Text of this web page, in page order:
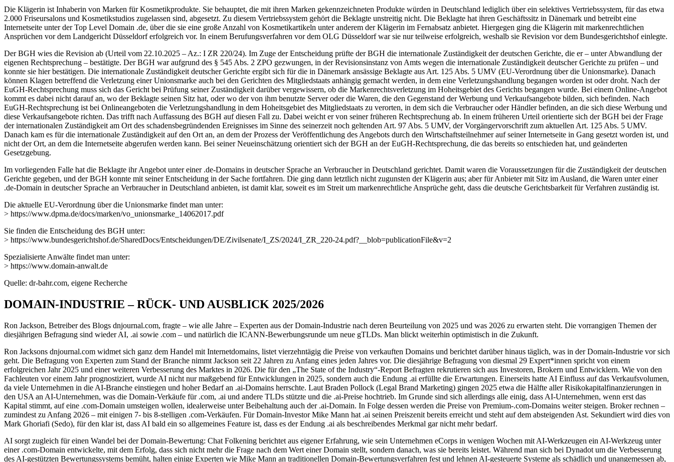
Die Klägerin ist Inhaberin von Marken für Kosmetikprodukte. Sie behauptet, die mit ihren Marken gekennzeichneten Produkte würden in Deutschland lediglich über ein selektives Vertriebssystem, für das etwa
2.000 Friseursalons und Kosmetikstudios zugelassen sind, abgesetzt. Zu diesem Vertriebssystem gehört die Beklagte unstreitig nicht. Die Beklagte hat ihren Geschäftssitz in Dänemark und betreibt eine
Internetseite unter der Top Level Domain .de, über die sie eine große Anzahl von Kosmetikartikeln unter anderem der Klägerin im Fernabsatz anbietet. Hiergegen ging die Klägerin mit markenrechtlichen
Ansprüchen vor dem Landgericht Düsseldorf erfolgreich vor. In einem Berufungsverfahren vor dem OLG Düsseldorf war sie nur teilweise erfolgreich, weshalb sie Revision vor dem Bundesgerichtshof einlegte.
Der BGH wies die Revision ab (Urteil vom 22.10.2025 – Az.: I ZR 220/24). Im Zuge der Entscheidung prüfte der BGH die internationale Zuständigkeit der deutschen Gerichte, die er – unter Abwandlung der
eigenen Rechtsprechung – bestätigte. Der BGH war aufgrund des § 545 Abs. 2 ZPO gezwungen, in der Revisionsinstanz von Amts wegen die internationale Zuständigkeit deutscher Gerichte zu prüfen – und
konnte sie hier bestätigen. Die internationale Zuständigkeit deutscher Gerichte ergibt sich für die in Dänemark ansässige Beklagte aus Art. 125 Abs. 5 UMV (EU-Verordnung über die Unionsmarke). Danach
können Klagen betreffend die Verletzung einer Unionsmarke auch bei den Gerichten des Mitgliedstaats anhängig gemacht werden, in dem eine Verletzungshandlung begangen worden ist oder droht. Nach der
EuGH-Rechtsprechung muss sich das Gericht bei Prüfung seiner Zuständigkeit darüber vergewissern, ob die Markenrechtsverletzung im Hoheitsgebiet des Gerichts begangen wurde. Bei einem Online-Angebot
kommt es dabei nicht darauf an, wo der Beklagte seinen Sitz hat, oder wo der von ihm benutzte Server oder die Waren, die den Gegenstand der Werbung und Verkaufsangebote bilden, sich befinden. Nach
EuGH-Rechtsprechung ist bei Onlineangeboten die Verletzungshandlung in dem Hoheitsgebiet des Mitgliedstaats zu verorten, in dem sich die Verbraucher oder Händler befinden, an die sich diese Werbung und
diese Verkaufsangebote richten. Das trifft nach Auffassung des BGH auf diesen Fall zu. Dabei weicht er von seiner früheren Rechtsprechung ab. In einem früheren Urteil orientierte sich der BGH bei der Frage
der internationalen Zuständigkeit am Ort des schadensbegründenden Ereignisses im Sinne des seinerzeit noch geltenden Art. 97 Abs. 5 UMV, der Vorgängervorschrift zum aktuellen Art. 125 Abs. 5 UMV.
Danach kam es für die internationale Zuständigkeit auf den Ort an, an dem der Prozess der Veröffentlichung des Angebots durch den Wirtschaftsteilnehmer auf seiner Internetseite in Gang gesetzt worden ist, und
nicht der Ort, an dem die Internetseite abgerufen werden kann. Bei seiner Neueinschätzung orientiert sich der BGH an der EuGH-Rechtsprechung, die das bereits so entschieden hat, und geänderten
Gesetzgebung.
Im vorliegenden Falle hat die Beklagte ihr Angebot unter einer .de-Domains in deutscher Sprache an Verbraucher in Deutschland gerichtet. Damit waren die Voraussetzungen für die Zuständigkeit der deutschen
Gerichte gegeben, und der BGH konnte mit seiner Entscheidung in der Sache fortfahren. Die ging dann letztlich nicht zugunsten der Klägerin aus; aber für Anbieter mit Sitz im Ausland, die Waren unter einer
.de-Domain in deutscher Sprache an Verbraucher in Deutschland anbieten, ist damit klar, soweit es im Streit um markenrechtliche Ansprüche geht, dass die deutsche Gerichtsbarkeit für Verfahren zuständig ist.
Die aktuelle EU-Verordnung über die Unionsmarke findet man unter:
> https://www.dpma.de/docs/marken/vo_unionsmarke_14062017.pdf
Sie finden die Entscheidung des BGH unter:
> https://www.bundesgerichtshof.de/SharedDocs/Entscheidungen/DE/Zivilsenate/I_ZS/2024/I_ZR_220-24.pdf?__blob=publicationFile&v=2
Spezialisierte Anwälte findet man unter:
> https://www.domain-anwalt.de
Quelle: dr-bahr.com, eigene Recherche
DOMAIN-INDUSTRIE – RÜCK- UND AUSBLICK 2025/2026
Ron Jackson, Betreiber des Blogs dnjournal.com, fragte – wie alle Jahre – Experten aus der Domain-Industrie nach deren Beurteilung von 2025 und was 2026 zu erwarten steht. Die vorrangigen Themen der
diesjährigen Befragung sind wieder AI, .ai sowie .com – und natürlich die ICANN-Bewerbungsrunde um neue gTLDs. Man blickt weiterhin optimistisch in die Zukunft.
Ron Jacksons dnjournal.com widmet sich ganz dem Handel mit Internetdomains, listet vierzehntägig die Preise von verkauften Domains und berichtet darüber hinaus täglich, was in der Domain-Industrie vor sich
geht. Die Befragung von Experten zum Stand der Branche nimmt Jackson seit 22 Jahren zu Anfang eines jeden Jahres vor. Die diesjährige Befragung von diesmal 29 Expert*innen spricht von einem
erfolgreichen Jahr 2025 und einer weiteren Verbesserung des Marktes in 2026. Die für den „The State of the Industry“-Report Befragten rekrutieren sich aus Investoren, Brokern und Entwicklern. Wie von den
Fachleuten vor einem Jahr prognostiziert, wurde AI nicht nur maßgebend für Entwicklungen in 2025, sondern auch die Endung .ai erfüllte die Erwartungen. Einerseits hatte AI Einfluss auf das Verkaufsvolumen,
da viele Unternehmen in die AI-Branche einstiegen und hoher Bedarf an .ai-Domains herrschte. Laut Braden Pollock (Legal Brand Marketing) gingen 2025 etwa die Hälfte aller Risikokapitalfinanzierungen in
den USA an AI-Unternehmen, was die Domain-Verkäufe für .com, .ai und andere TLDs stützte und die .ai-Preise hochtrieb. Im Grunde sind sich allerdings alle einig, dass AI-Unternehmen, wenn erst das
Kapital stimmt, auf eine .com-Domain umsteigen wollen, idealerweise unter Beibehaltung auch der .ai-Domain. In Folge dessen werden die Preise von Premium-.com-Domains weiter steigen. Broker rechnen –
zumindest zu Anfang 2026 – mit einigen 7- bis 8-stelligen .com-Verkäufen. Für Domain-Investor Mike Mann hat .ai seinen Preiszenit bereits erreicht und steht auf dem absteigenden Ast. Sekundiert wird dies von
Mark Ghoriafi (Sedo), für den klar ist, dass AI bald ein so allgemeines Feature ist, dass es der Endung .ai als beschreibendes Merkmal gar nicht mehr bedarf.
AI sorgt zugleich für einen Wandel bei der Domain-Bewertung: Chat Folkening berichtet aus eigener Erfahrung, wie sein Unternehmen eCorps in wenigen Wochen mit AI-Werkzeugen ein AI-Werkzeug unter
einer .com-Domain entwickelte, mit dem Erfolg, dass sich nicht mehr die Frage nach dem Wert einer Domain stellt, sondern danach, was sie bereits leistet. Während man sich bei Dynadot um die Verbesserung
des AI-gestützten Bewertungssystems bemüht, halten einige Experten wie Mike Mann an traditionellen Domain-Bewertungsverfahren fest und lehnen AI-gesteuerte Systeme als schädlich und unangemessen ab,